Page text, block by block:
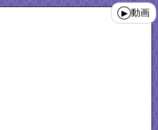
▶ 動画